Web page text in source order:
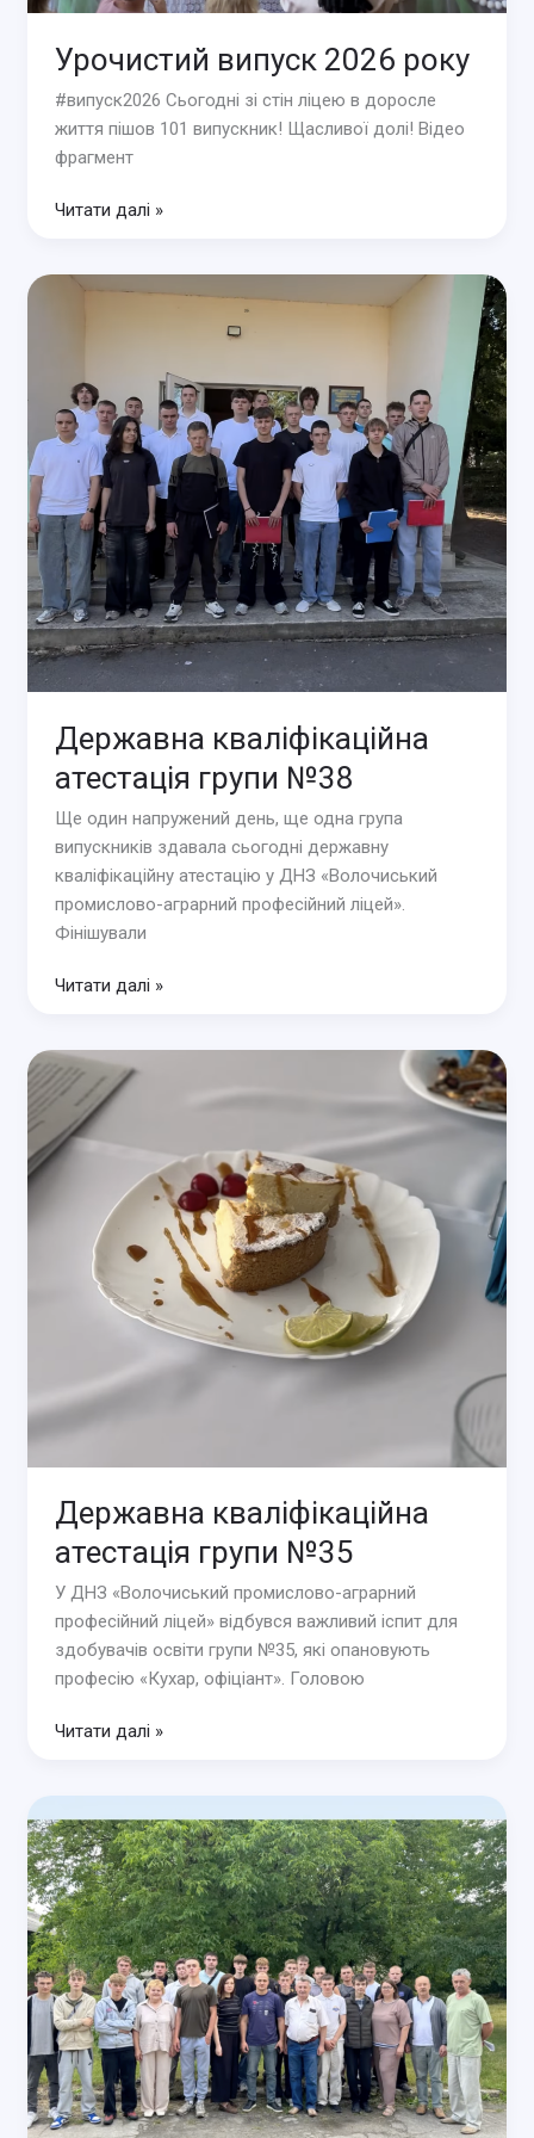
Урочистий випуск 2026 року
#випуск2026 Сьогодні зі стін ліцею в доросле
життя пішов 101 випускник! Щасливої долі! Відео
фрагмент
Урочистий
року
Читати далі »
Державна кваліфікаційна
атестація групи №38
Ще один напружений день, ще одна група
випускників здавала сьогодні державну
кваліфікаційну атестацію у ДНЗ «Волочиський
промислово-аграрний професійний ліцей».
Фінішували
Державна
групи
№38
Читати далі »
Державна кваліфікаційна
атестація групи №35
У ДНЗ «Волочиський промислово-аграрний
професійний ліцей» відбувся важливий іспит для
здобувачів освіти групи №35, які опановують
професію «Кухар, офіціант». Головою
Державна
групи
№35
Читати далі »